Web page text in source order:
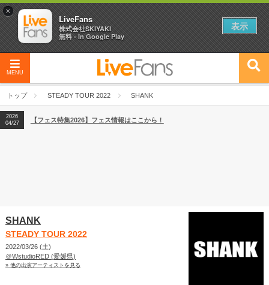
MENU
トップ STEADY TOUR 2022 SHANK
2026
04/27
2026
【ライブ動員ランキング】2026年上半期編発表！
2026
04/27
【フェス特集2026】フェス情報はここから！
SHANK
STEADY TOUR 2022
2022/03/26 (土)
＠WstudioRED (愛媛県)
» 他の出演アーティストを見る
×
LiveFans
株式会社SKIYAKI
無料 - In Google Play
表示